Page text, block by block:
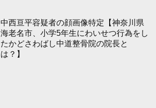
中西亘平容疑者の顔画像特定【神奈川県
海老名市、小学5年生にわいせつ行為をし
たかどさわばし中道整骨院の院長と
は？】